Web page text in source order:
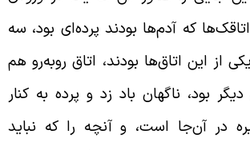
که آدم‌ها بودند پرده‌ای بود، سه
از این اتاق‌ها بودند، اتاق روبه‌رو هم
ناگهان باد زد و پرده به کنار
در آن‌جا است، و آنچه را که نباید